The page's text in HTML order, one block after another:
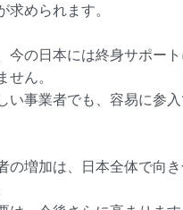
められます。
今の日本には終身サポー
ん。
い事業者でも、容易に参
の増加は、日本全体で向